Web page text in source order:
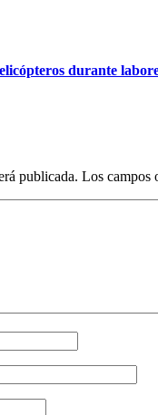
durante
publicada. Los campos